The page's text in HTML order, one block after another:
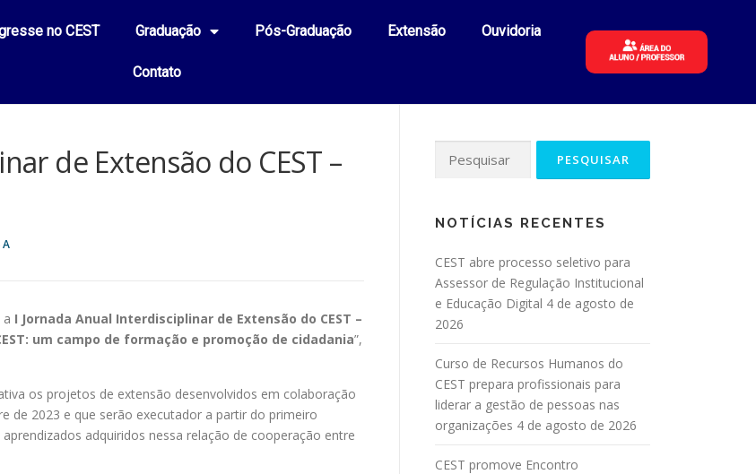
no CEST Graduação Pós-Graduação Extensão Ouvidoria
Contato
de Extensão do CEST –
a I Jornada Anual Interdisciplinar de Extensão do CEST –
um campo de formação e promoção de cidadania”,
os projetos de extensão desenvolvidos em colaboração
de 2023 e que serão executador a partir do primeiro
adquiridos nessa relação de cooperação entre
NOTÍCIAS RECENTES
CEST abre processo seletivo para
Assessor de Regulação Institucional
e Educação Digital 4 de agosto de
2026
Curso de Recursos Humanos do
CEST prepara profissionais para
liderar a gestão de pessoas nas
organizações 4 de agosto de 2026
CEST promove Encontro